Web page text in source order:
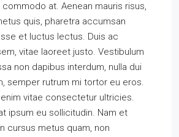
at. Aenean mauris risus,
quis, pharetra accumsan
et luctus lectus. Duis ac
vitae laoreet justo. Vestibulum
non dapibus interdum, nulla dui
semper rutrum mi tortor eu eros.
vitae consectetur ultricies.
ipsum eu sollicitudin. Nam et
cursus metus quam, non